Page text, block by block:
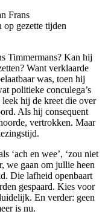
Frans
op gezette tijden
Timmermans? Kan hij
Want verklaarde
was, toen hij
politieke conculega’s
hij de kreet die over
Als hij consequent
vertrokken. Maar
‘ach en wee’, ‘zou niet
we gaan om jullie heen
Die lafheid openbaart
gespaard. Kies voor
En verder: geen
is nu.